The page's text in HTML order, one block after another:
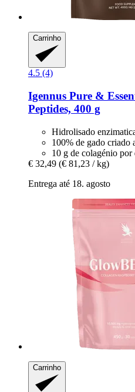
Carrinho
4.5 (4)
Igennus Pure &
Peptides, 400 g
Hidrolisado
100% de gado criado
10 g de colagénio por
€ 32,49 (€ 81,23 / kg)
Entrega até 18. agosto
Carrinho